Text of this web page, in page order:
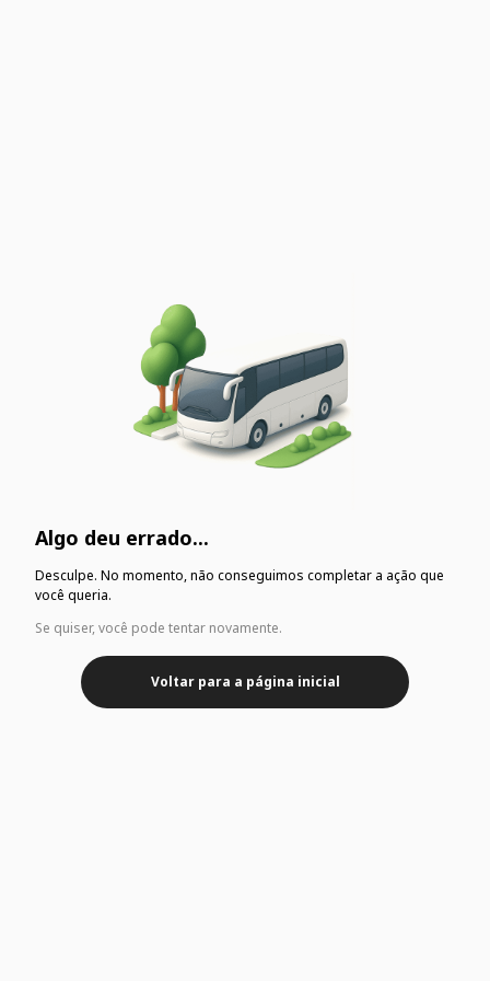
Algo deu errado...
Desculpe. No momento, não conseguimos completar a ação que
você queria.
Se quiser, você pode tentar novamente.
Voltar para a página inicial